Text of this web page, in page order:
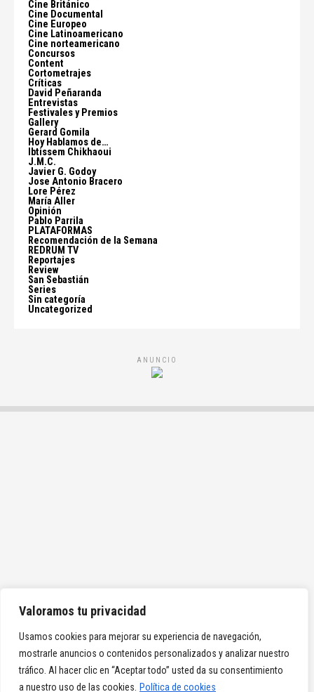
Valoramos tu privacidad
Usamos cookies para mejorar su experiencia de navegación,
mostrarle anuncios o contenidos personalizados y analizar nuestro
tráfico. Al hacer clic en “Aceptar todo” usted da su consentimiento
a nuestro uso de las cookies.
Política de cookies
Cine Británico
Cine Documental
Cine Europeo
Cine Latinoamericano
Cine norteamericano
Concursos
Content
Cortometrajes
Críticas
David Peñaranda
Entrevistas
Festivales y Premios
Gallery
Gerard Gomila
Hoy Hablamos de…
Ibtissem Chikhaoui
J.M.C.
Javier G. Godoy
Jose Antonio Bracero
Lore Pérez
María Aller
Opinión
Pablo Parrila
PLATAFORMAS
Recomendación de la Semana
REDRUM TV
Reportajes
Review
San Sebastián
Series
Sin categoría
Uncategorized
ANUNCIO